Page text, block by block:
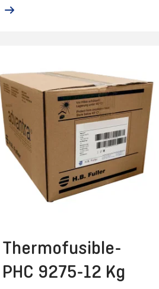
Thermofusible-
PHC 9275-12 Kg